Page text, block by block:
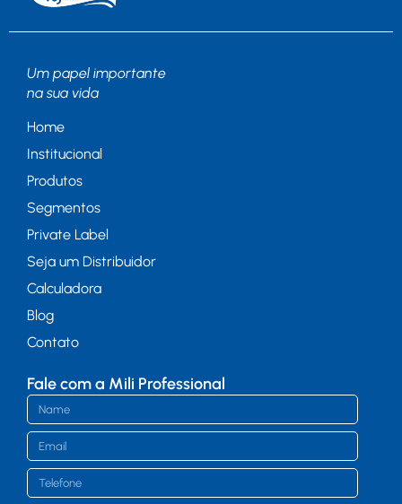
Um papel importante
na sua vida
Home
Institucional
Produtos
Segmentos
Private Label
Seja um Distribuidor
Calculadora
Blog
Contato
Fale com a Mili Professional